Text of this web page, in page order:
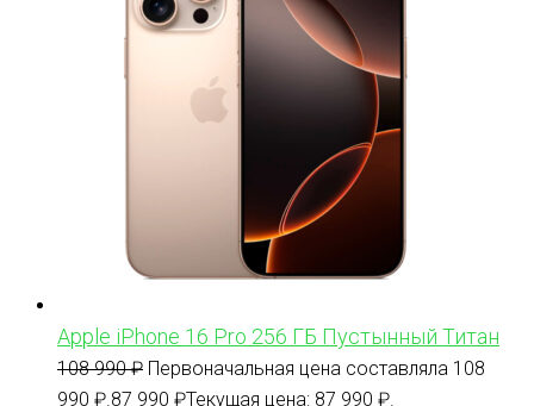
Apple iPhone 16 Pro 256 ГБ Пустынный Титан
108 990₽ Первоначальная цена составляла 108
990 ₽. 87 990 ₽Текущая цена: 87 990 ₽.